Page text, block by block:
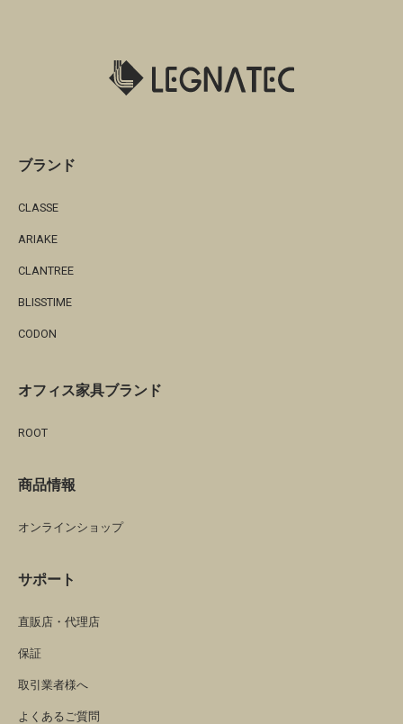
ブランド
CLASSE
ARIAKE
CLANTREE
BLISSTIME
CODON
オフィス家具ブランド
ROOT
商品情報
オンラインショップ
サポート
直販店・代理店
保証
取引業者様へ
よくあるご質問